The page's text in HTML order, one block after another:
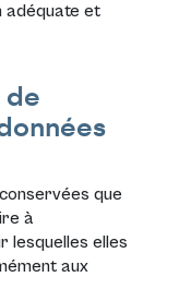
adéquate et
de
que
à
lesquelles elles
aux